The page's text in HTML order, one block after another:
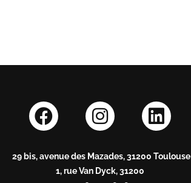
29 bis, avenue des Mazades, 31200 Toulouse
1, rue Van Dyck, 31200